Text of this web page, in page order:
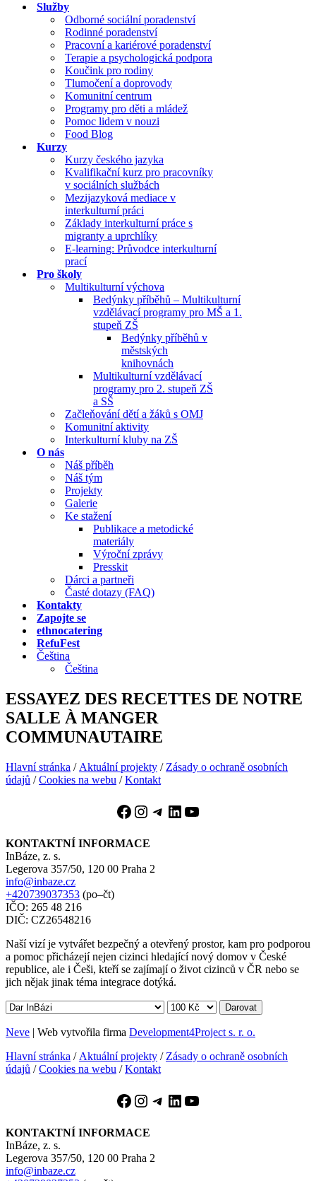
Služby
Odborné sociální poradenství
Rodinné poradenství
Pracovní a kariérové poradenství
Terapie a psychologická podpora
Koučink pro rodiny
Tlumočení a doprovody
Komunitní centrum
Programy pro děti a mládež
Pomoc lidem v nouzi
Food Blog
Kurzy
Kurzy českého jazyka
Kvalifikační kurz pro pracovníky
v sociálních službách
Mezijazyková mediace v
interkulturní práci
Základy interkulturní práce s
migranty a uprchlíky
E-learning: Průvodce interkulturní
prací
Pro školy
Multikulturní výchova
Bedýnky příběhů – Multikulturní
vzdělávací programy pro MŠ a 1.
stupeň ZŠ
Bedýnky příběhů v
městských
knihovnách
Multikulturní vzdělávací
programy pro 2. stupeň ZŠ
a SŠ
Začleňování dětí a žáků s OMJ
Komunitní aktivity
Interkulturní kluby na ZŠ
O nás
Náš příběh
Náš tým
Projekty
Galerie
Ke stažení
Publikace a metodické
materiály
Výroční zprávy
Presskit
Dárci a partneři
Časté dotazy (FAQ)
Kontakty
Zapojte se
ethnocatering
RefuFest
Čeština
Čeština
ESSAYEZ DES RECETTES DE NOTRE
SALLE À MANGER
COMMUNAUTAIRE
Hlavní stránka / Aktuální projekty / Zásady o ochraně osobních
údajů /Cookies na webu /Kontakt
Facebook
Instagram
Telegram
LinkedIn
YouTube
KONTAKTNÍ INFORMACE
InBáze, z. s.
Legerova 357/50, 120 00 Praha 2
info@inbaze.cz
+420739037353 (po–čt)
IČO: 265 48 216
DIČ: CZ26548216
Naší vizí je vytvářet bezpečný a otevřený prostor, kam pro podporou
a pomoc přicházejí nejen cizinci hledající nový domov v České
republice, ale i Češi, kteří se zajímají o život cizinců v ČR nebo se
jich nějak jinak téma integrace dotýká.
Darovat
Neve | Web vytvořila firma Development4Project s. r. o.
Hlavní stránka / Aktuální projekty / Zásady o ochraně osobních
údajů /Cookies na webu /Kontakt
Facebook
Instagram
Telegram
LinkedIn
YouTube
KONTAKTNÍ INFORMACE
InBáze, z. s.
Legerova 357/50, 120 00 Praha 2
info@inbaze.cz